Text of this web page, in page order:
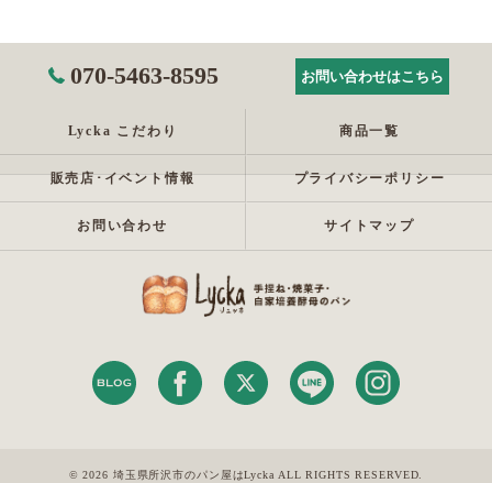
070-5463-8595 お問い合わせはこちら
Lycka こだわり 商品一覧
販売店･イベント情報 プライバシーポリシー
お問い合わせ サイトマップ
© 2026 埼玉県所沢市のパン屋はLycka ALL RIGHTS RESERVED.